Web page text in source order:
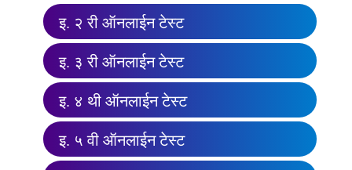
इ. २ री ऑनलाईन टेस्ट
इ. ३ री ऑनलाईन टेस्ट
इ. ४ थी ऑनलाईन टेस्ट
इ. ५ वी ऑनलाईन टेस्ट